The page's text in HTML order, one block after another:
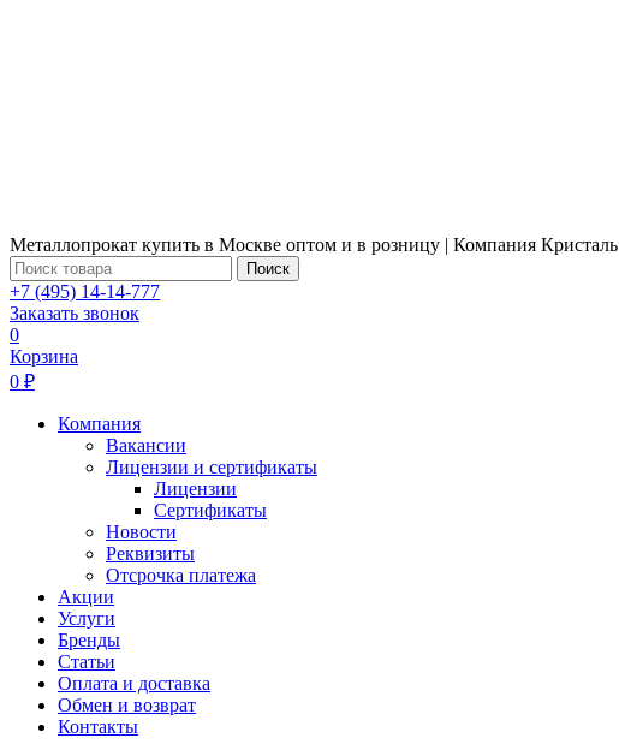
Металлопрокат купить в Москве оптом и в розницу | Компания Кристаль
Поиск
+7 (495) 14-14-777
Заказать звонок
0
Корзина
0 ₽
Компания
Вакансии
Лицензии и сертификаты
Лицензии
Сертификаты
Новости
Реквизиты
Отсрочка платежа
Акции
Услуги
Бренды
Статьи
Оплата и доставка
Обмен и возврат
Контакты